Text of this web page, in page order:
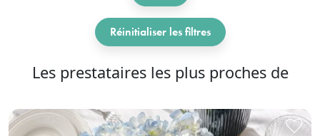
Réinitialiser les filtres
Les prestataires les plus proches de